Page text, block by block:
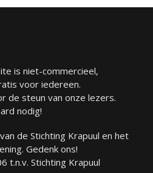
is niet-commercieel,
voor iedereen.
de steun van onze lezers.
nodig!
de Stichting Krapuul en het
Gedenk ons!
t.n.v. Stichting Krapuul